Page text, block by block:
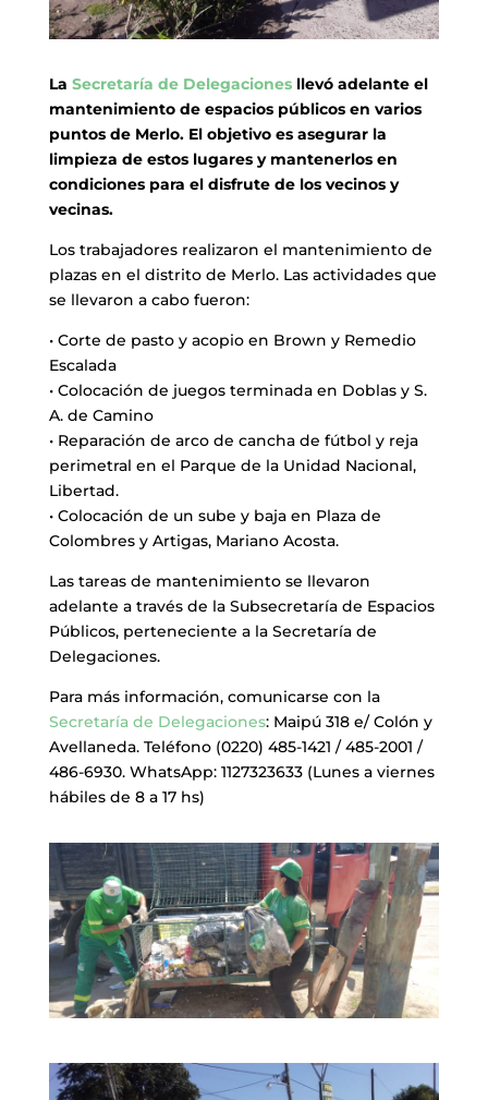
La Secretaría de Delegacionesllevó adelante el
mantenimiento de espacios públicos en varios
puntos de Merlo. El objetivo es asegurar la
limpieza de estos lugares y mantenerlos en
condiciones para el disfrute de los vecinos y
vecinas.
Los trabajadores realizaron el mantenimiento de
plazas en el distrito de Merlo. Las actividades que
se llevaron a cabo fueron:
• Corte de pasto y acopio en Brown y Remedio
Escalada
• Colocación de juegos terminada en Doblas y S.
A. de Camino
• Reparación de arco de cancha de fútbol y reja
perimetral en el Parque de la Unidad Nacional,
Libertad.
• Colocación de un sube y baja en Plaza de
Colombres y Artigas, Mariano Acosta.
Las tareas de mantenimiento se llevaron
adelante a través de la Subsecretaría de Espacios
Públicos, perteneciente a la Secretaría de
Delegaciones.
Para más información, comunicarse con la
Secretaría de Delegaciones: Maipú 318 e/ Colón y
Avellaneda. Teléfono (0220) 485-1421 / 485-2001 /
486-6930. WhatsApp: 1127323633 (Lunes a viernes
hábiles de 8 a 17 hs)